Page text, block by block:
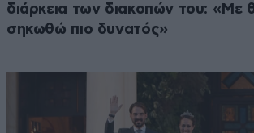
διάρκεια των διακοπών του: «Με
σηκωθώ πιο δυνατός»